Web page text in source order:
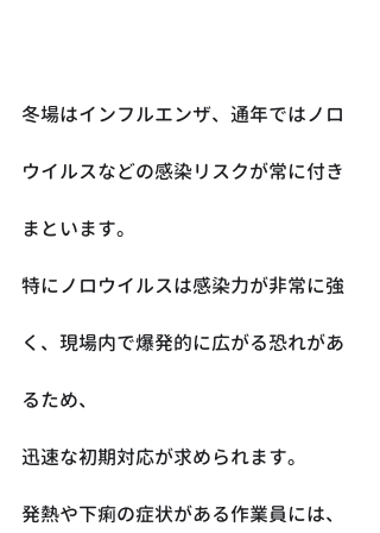
冬場はインフルエンザ、通年ではノロ
ウイルスなどの感染リスクが常に付き
まといます。
特にノロウイルスは感染力が非常に強
く、現場内で爆発的に広がる恐れがあ
るため、
迅速な初期対応が求められます。
発熱や下痢の症状がある作業員には、